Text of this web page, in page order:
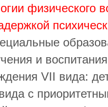
физического
и
VII вида:
с